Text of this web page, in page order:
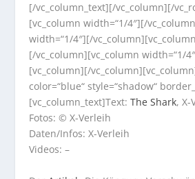
[/vc_column_text][/vc_column][/
[vc_column width=“1/4″][/
width=“1/4″][/
[/vc_column][vc_column width=“1/
[vc_column][/
color=“blue“ style=“shadow“
[vc_column_text]Text:The Shark, X-
Fotos: © X-Verleih
Daten/Infos: X-Verleih
Videos: –